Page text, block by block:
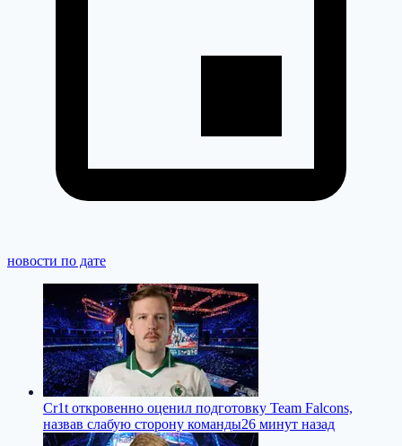
новости по дате
Cr1t откровенно оценил подготовку Team Falcons,
назвав слабую сторону команды26 минут назад